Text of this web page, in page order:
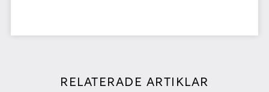
RELATERADE ARTIKLAR